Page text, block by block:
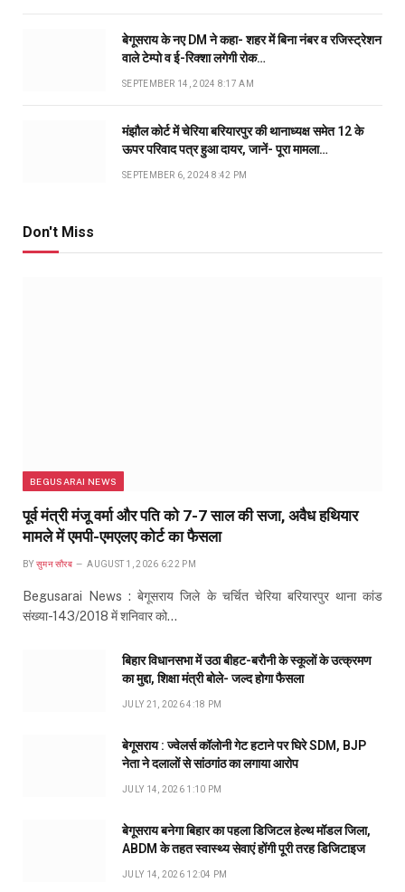
बेगूसराय के नए DM ने कहा- शहर में बिना नंबर व रजिस्ट्रेशन
वाले टेम्पो व ई-रिक्शा लगेगी रोक…
SEPTEMBER 14, 2024 8:17 AM
मंझौल कोर्ट में चेरिया बरियारपुर की थानाध्यक्ष समेत 12 के
ऊपर परिवाद पत्र हुआ दायर, जानें- पूरा मामला…
SEPTEMBER 6, 2024 8:42 PM
Don't Miss
BEGUSARAI NEWS
पूर्व मंत्री मंजू वर्मा और पति को 7-7 साल की सजा, अवैध हथियार
मामले में एमपी-एमएलए कोर्ट का फैसला
BY सुमन सौरब AUGUST 1, 2026 6:22 PM
Begusarai News : बेगूसराय जिले के चर्चित चेरिया बरियारपुर थाना कांड
संख्या-143/2018 में शनिवार को…
बिहार विधानसभा में उठा बीहट-बरौनी के स्कूलों के उत्क्रमण
का मुद्दा, शिक्षा मंत्री बोले- जल्द होगा फैसला
JULY 21, 2026 4:18 PM
बेगूसराय : ज्वेलर्स कॉलोनी गेट हटाने पर घिरे SDM, BJP
नेता ने दलालों से सांठगांठ का लगाया आरोप
JULY 14, 2026 1:10 PM
बेगूसराय बनेगा बिहार का पहला डिजिटल हेल्थ मॉडल जिला,
ABDM के तहत स्वास्थ्य सेवाएं होंगी पूरी तरह डिजिटाइज
JULY 14, 2026 12:04 PM